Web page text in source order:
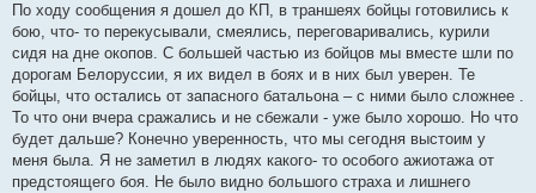
По ходу сообщения я дошел до КП, в траншеях бойцы готовились к
бою, что- то перекусывали, смеялись, переговаривались, курили
сидя на дне окопов. С большей частью из бойцов мы вместе шли по
дорогам Белоруссии, я их видел в боях и в них был уверен. Те
бойцы, что остались от запасного батальона – с ними было сложнее .
То что они вчера сражались и не сбежали - уже было хорошо. Но что
будет дальше? Конечно уверенность, что мы сегодня выстоим у
меня была. Я не заметил в людях какого- то особого ажиотажа от
предстоящего боя. Не было видно большого страха и лишнего